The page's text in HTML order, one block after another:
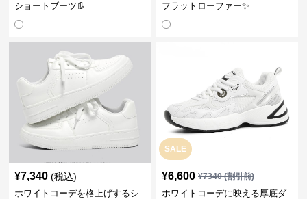
ショートブーツ👢
フラットローファー✨
¥7,340 (税込)
ホワイトコーデを格上げするシ
SALE
¥6,600 ¥7340(割引前)
ホワイトコーデに映える厚底ダ